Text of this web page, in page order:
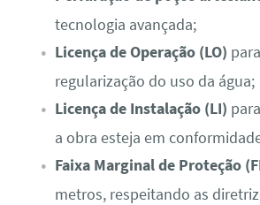
tecnologia avançada;
Licença de Operação (LO)
regularização do uso da água;
Licença de Instalação (LI)
a obra esteja em
Faixa Marginal de Proteção
metros, respeitando as